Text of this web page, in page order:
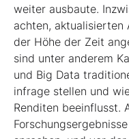
weiter ausbaute.
achten,
der Höhe der Zeit
sind unter anderem
und Big Data
infrage stellen und
Renditen beeinflusst.